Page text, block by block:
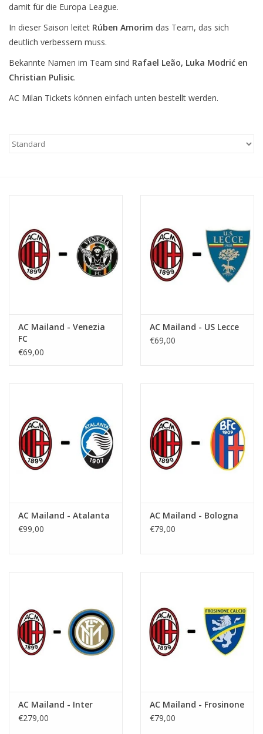
damit für die Europa League.
In dieser Saison leitet Rúben Amorim das Team, das sich
deutlich verbessern muss.
Bekannte Namen im Team sind Rafael Leão, Luka Modrić en
Christian Pulisic.
AC Milan Tickets können einfach unten bestellt werden.
AC Mailand - Venezia
FC
€69,00
AC Mailand - US Lecce
€69,00
AC Mailand - Atalanta
€99,00
AC Mailand - Bologna
€79,00
AC Mailand - Inter
€279,00
AC Mailand - Frosinone
€79,00